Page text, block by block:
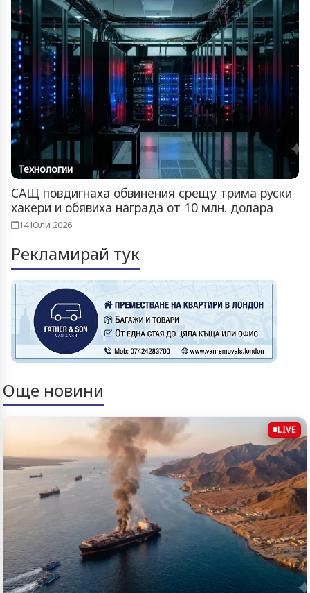
Технологии
САЩ повдигнаха обвинения срещу трима руски
хакери и обявиха награда от 10 млн. долара
14 Юли 2026
Рекламирай тук
Още новини
LIVE